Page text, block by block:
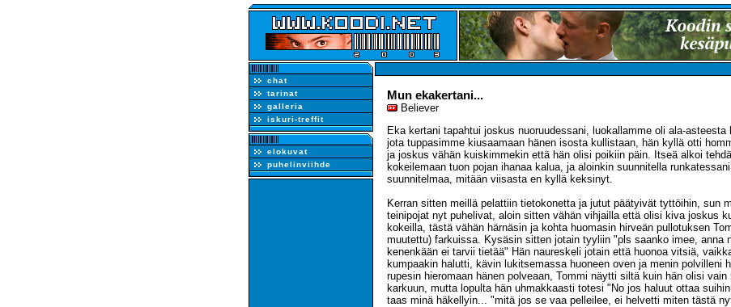
chat
tarinat
galleria
iskuri-treffit
elokuvat
puhelinviihde
Mun ekakertani...
Believer
Eka kertani tapahtui joskus nuoruudessani, luokallamme oli ala-asteesta
jota tuppasimme kiusaamaan hänen isosta kullistaan, hän kyllä otti
ja joskus vähän kuiskimmekin että hän olisi poikiin päin. Itseä alkoi
kokeilemaan tuon pojan ihanaa kalua, ja aloinkin suunnitella
suunnitelmaa, mitään viisasta en kyllä keksinyt.
Kerran sitten meillä pelattiin tietokonetta ja jutut päätyivät tyttöihin, sun
teinipojat nyt puhelivat, aloin sitten vähän vihjailla että olisi kiva joskus
kokeilla, tästä vähän härnäsin ja kohta huomasin hirveän pullotuksen
muutettu) farkuissa. Kysäsin sitten jotain tyyliin "pls saanko imee, anna
kenenkään ei tarvii tietää" Hän naureskeli jotain että huonoa vitsiä,
kumpaakin halutti, kävin lukitsemassa huoneen oven ja menin polvilleni
rupesin hieromaan hänen polveaan, Tommi näytti siltä kuin hän olisi vain
karkuun, mutta lopulta hän uhmakkaasti totesi "No jos haluut ottaa
taas minä häkellyin... "mitä jos se vaa pelleilee, ei helvetti miten tästä